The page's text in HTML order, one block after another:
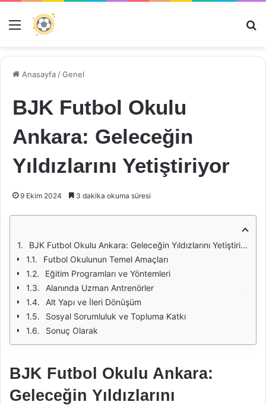
Menü
Anasayfa /Genel
BJK Futbol Okulu
Ankara: Geleceğin
Yıldızlarını Yetiştiriyor
9 Ekim 2024 3 dakika okuma süresi
BJK Futbol Okulu Ankara: Geleceğin Yıldızlarını Yetiştiriyor
Futbol Okulunun Temel Amaçları
Eğitim Programları ve Yöntemleri
Alanında Uzman Antrenörler
Alt Yapı ve İleri Dönüşüm
Sosyal Sorumluluk ve Topluma Katkı
Sonuç Olarak
BJK Futbol Okulu Ankara:
Geleceğin Yıldızlarını